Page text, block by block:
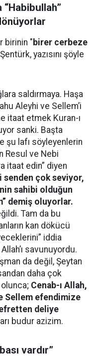
“Habibullah”
birinin " birer cerbeze
yazısını şöyle
saldırmaya. Haşa
Aleyhi ve Sellem’i
itaat etmek Kuran-ı
sanki. Başta
şu lafı söyleyenlerin
Resul ve Nebi
itaat edin” diyen
senden çok seviyor,
sahibi olduğun
demiş oluyorlar.
Tam da bu
kan dökücü
iddia
savunuyordu.
da değil, Şeytan
daha çok
Cenab-ı Allah,
Sellem efendimize
deliye
budur azizim.
vardır”